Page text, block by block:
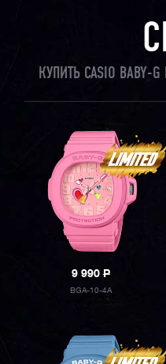
КУПИТЬ CASIO
9 990P
BGA-10-4A